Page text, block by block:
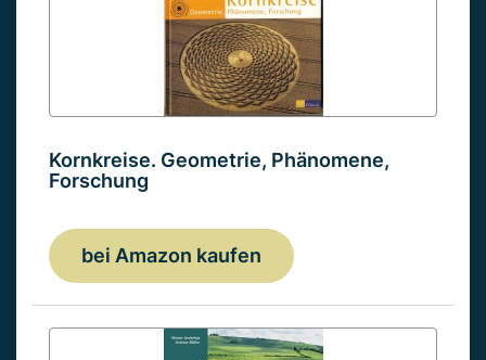
Kornkreise. Geometrie, Phänomene,
Forschung
bei Amazon kaufen